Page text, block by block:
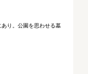
り。公園を思わせる墓